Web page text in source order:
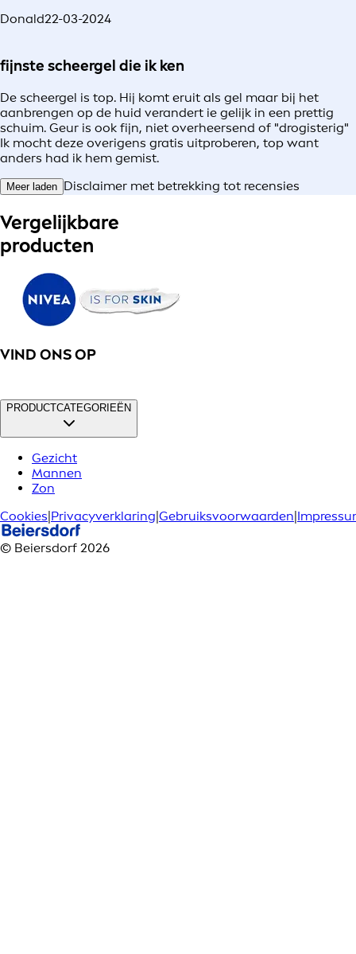
Donald22-03-2024
fijnste scheergel die ik ken
De scheergel is top. Hij komt eruit als gel maar bij het
aanbrengen op de huid verandert ie gelijk in een prettig
schuim. Geur is ook fijn, niet overheersend of "drogisterig"
Ik mocht deze overigens gratis uitproberen, top want
anders had ik hem gemist.
Meer laden Disclaimer met betrekking tot recensies
Vergelijkbare
producten
VIND ONS OP
PRODUCTCATEGORIEËN
Gezicht
Mannen
Zon
Cookies|Privacyverklaring|Gebruiksvoorwaarden|
© Beiersdorf 2026